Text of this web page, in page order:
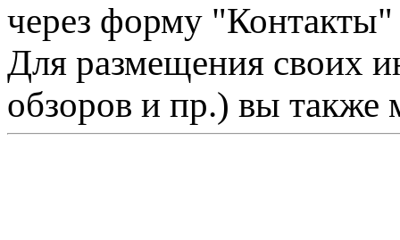
через форму "Контакты"
Для размещения своих
обзоров и пр.) вы также